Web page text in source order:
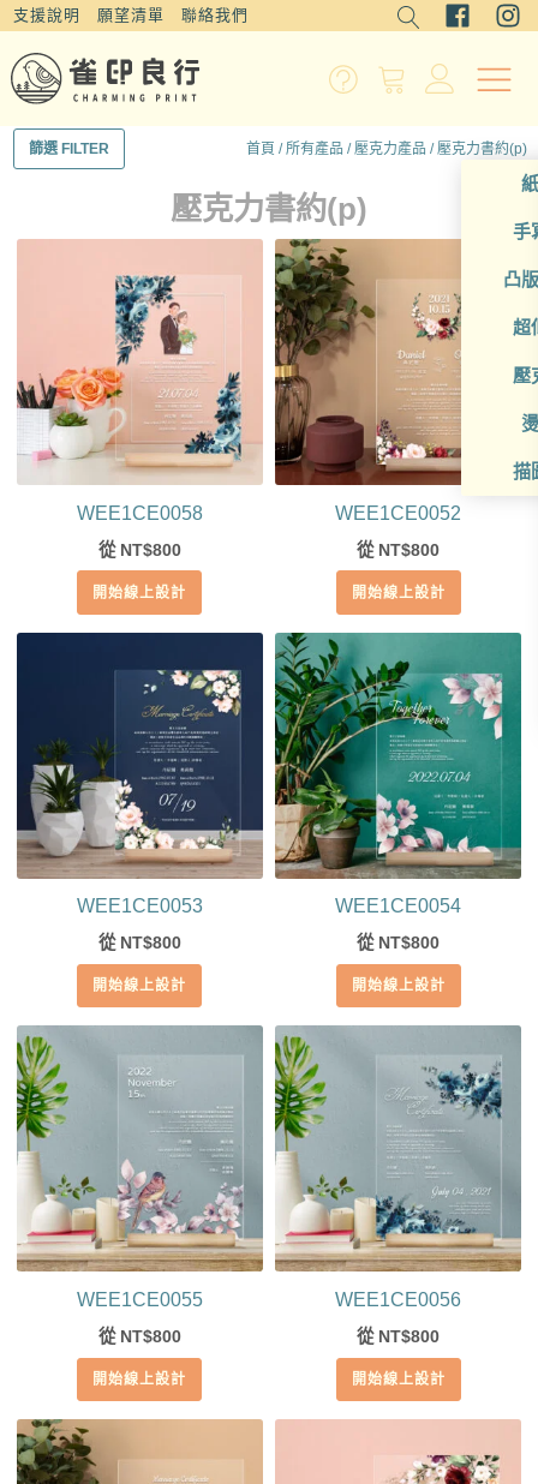
支援說明 願望清單 聯絡我們
手
凸
超
壓
描
篩選 FILTER 首頁 /所有產品 /壓克力產品 / 壓克力書約(p)
壓克力書約(p)
WEE1CE0058
從 NT$800
開始線上設計
WEE1CE0052
從 NT$800
開始線上設計
WEE1CE0053
從 NT$800
開始線上設計
WEE1CE0054
從 NT$800
開始線上設計
WEE1CE0055
從 NT$800
開始線上設計
WEE1CE0056
從 NT$800
開始線上設計